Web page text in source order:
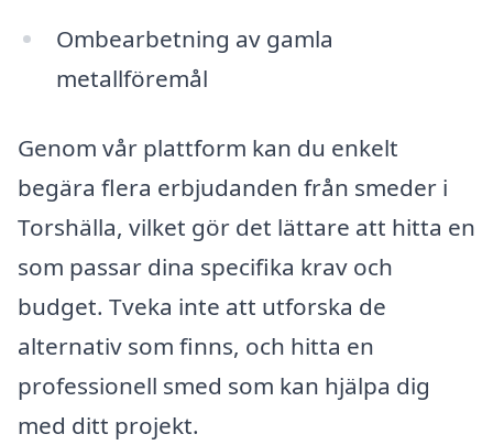
Ombearbetning av gamla
metallföremål
Genom vår plattform kan du enkelt
begära flera erbjudanden från smeder i
Torshälla, vilket gör det lättare att hitta en
som passar dina specifika krav och
budget. Tveka inte att utforska de
alternativ som finns, och hitta en
professionell smed som kan hjälpa dig
med ditt projekt.